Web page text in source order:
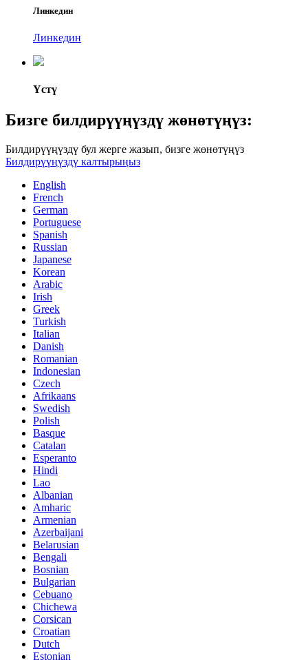
Линкедин
Линкедин
Үстү
Бизге билдирүүңүздү жөнөтүңүз:
Билдирүүңүздү бул жерге жазып, бизге жөнөтүңүз
Билдирүүңүздү калтырыңыз
English
French
German
Portuguese
Spanish
Russian
Japanese
Korean
Arabic
Irish
Greek
Turkish
Italian
Danish
Romanian
Indonesian
Czech
Afrikaans
Swedish
Polish
Basque
Catalan
Esperanto
Hindi
Lao
Albanian
Amharic
Armenian
Azerbaijani
Belarusian
Bengali
Bosnian
Bulgarian
Cebuano
Chichewa
Corsican
Croatian
Dutch
Estonian